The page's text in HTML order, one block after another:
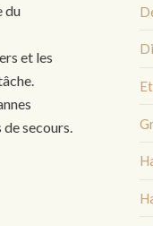
du
et les
secours.